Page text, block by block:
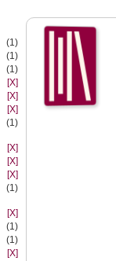
(1)
(1)
(1)
[X]
[X]
[X]
(1)
[X]
[X]
[X]
(1)
[X]
(1)
(1)
[X]